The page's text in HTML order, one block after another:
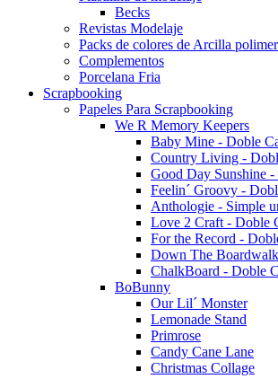
Becks
Revistas Modelaje
Packs de colores de Arcilla
Complementos
Porcelana Fria
Scrapbooking
Papeles Para Scrapbooking
We R Memory Keepers
Baby Mine - Doble
Country Living -
Good Day Sunshine
Feelin´ Groovy -
Anthologie - Simple
Love 2 Craft - Doble
For the Record -
Down The
ChalkBoard - Doble
BoBunny
Our Lil´ Monster
Lemonade Stand
Primrose
Candy Cane Lane
Christmas Collage